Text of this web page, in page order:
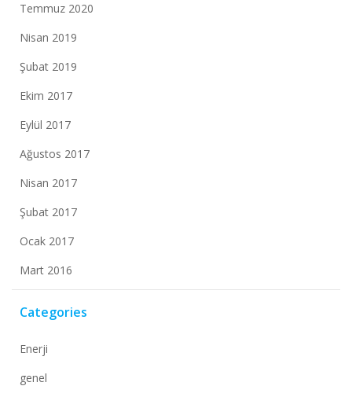
Temmuz 2020
Nisan 2019
Şubat 2019
Ekim 2017
Eylül 2017
Ağustos 2017
Nisan 2017
Şubat 2017
Ocak 2017
Mart 2016
Categories
Enerji
genel